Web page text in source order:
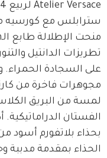
سترابلس مع كورسيه
تطريزات الدانتيل
على السجادة
لمسة من البريق
الفستان الدراماتيكية.
بحذاء بلاتفورم أسود
الحذاء بمقدمة مدببة